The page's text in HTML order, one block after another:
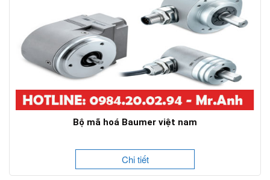
Bộ mã hoá Baumer việt nam
Chi tiết